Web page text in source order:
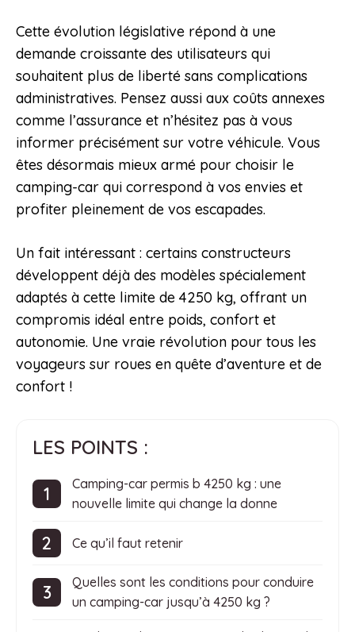
Cette évolution législative répond à une
demande croissante des utilisateurs qui
souhaitent plus de liberté sans complications
administratives. Pensez aussi aux coûts annexes
comme l’assurance et n’hésitez pas à vous
informer précisément sur votre véhicule. Vous
êtes désormais mieux armé pour choisir le
camping-car qui correspond à vos envies et
profiter pleinement de vos escapades.
Un fait intéressant : certains constructeurs
développent déjà des modèles spécialement
adaptés à cette limite de 4250 kg, offrant un
compromis idéal entre poids, confort et
autonomie. Une vraie révolution pour tous les
voyageurs sur roues en quête d’aventure et de
confort !
LES POINTS :
Camping-car permis b 4250 kg : une
nouvelle limite qui change la donne
Ce qu’il faut retenir
Quelles sont les conditions pour conduire
un camping-car jusqu’à 4250 kg ?